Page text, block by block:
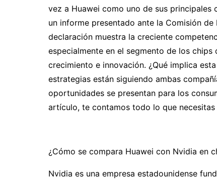
vez a Huawei como uno de sus
un informe presentado ante la Comisión
declaración muestra la creciente
especialmente en el segmento de los
crecimiento e innovación. ¿Qué implica
estrategias están siguiendo ambas
oportunidades se presentan para los
artículo, te contamos todo lo que
¿Cómo se compara Huawei con Nvidia en
Nvidia es una empresa estadounidense